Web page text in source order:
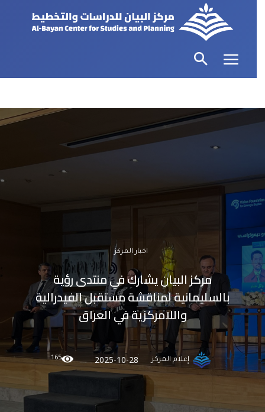
اخبار المركز
مركز البيان يشارك في منتدى رؤية
بالسليمانية لمناقشة مستقبل الفيدرالية
واللامركزية في العراق
إعلام المركز 2025-10-28
165